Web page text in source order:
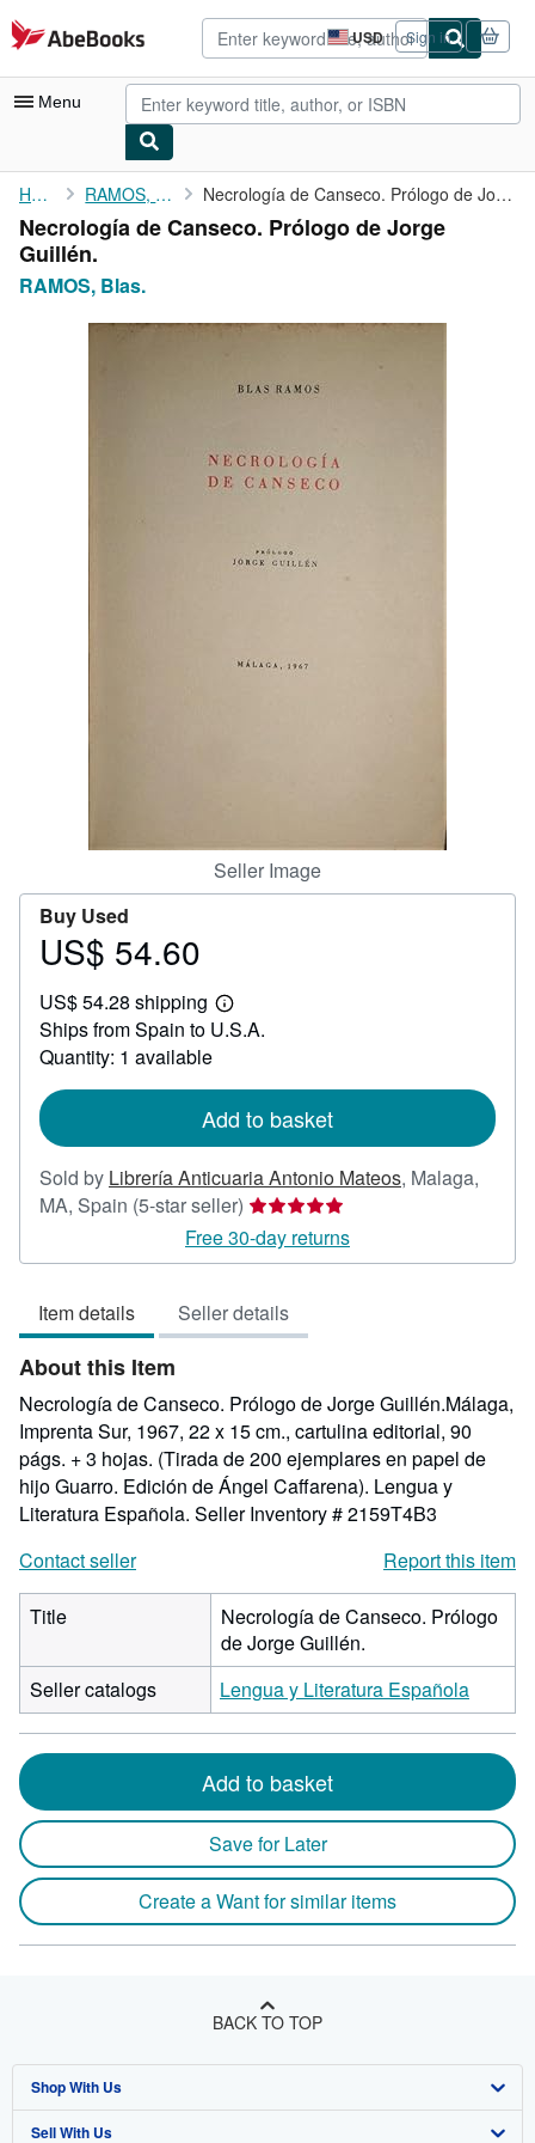
Skip to main content
AbeBooks.com USD
Site
shopping
preferences
Sign in
Menu
My Account
My Purchases
Advanced Search
Browse Collections
Home RAMOS, Blas. Necrología de Canseco. Prólogo de Jorge Guillén.
Necrología de Canseco. Prólogo de Jorge
Guillén.
RAMOS, Blas.
Seller Image
Buy Used
Price
54.60
US$ 54.60
US$ 54.28 shipping
Learn
more
Ships from Spain to U.S.A.
Quantity: 1 available
Add to basket
Sold by Librería Anticuaria Antonio Mateos, Malaga,
MA, Spain (5-star seller) Seller
rating
5
of
5
Free 30-day returns
Item details Seller details
About this Item
Necrología de Canseco. Prólogo de Jorge Guillén.Málaga,
Imprenta Sur, 1967, 22 x 15 cm., cartulina editorial, 90
págs. + 3 hojas. (Tirada de 200 ejemplares en papel de
hijo Guarro. Edición de Ángel Caffarena). Lengua y
Literatura Española. Seller Inventory # 2159T4B3
Contact seller
Report this item
Title
Necrología de Canseco. Prólogo
de Jorge Guillén.
Seller catalogs
Lengua y Literatura Española
Add to basket
Save for Later
Create a Want for similar items
BACK TO TOP
Shop With Us
Advanced Search
Sell With Us